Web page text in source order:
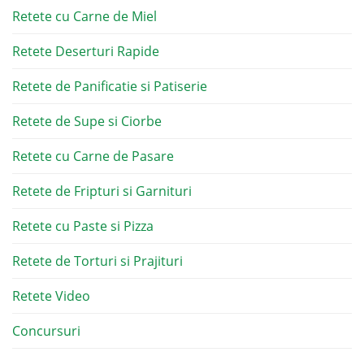
Retete cu Carne de Miel
Retete Deserturi Rapide
Retete de Panificatie si Patiserie
Retete de Supe si Ciorbe
Retete cu Carne de Pasare
Retete de Fripturi si Garnituri
Retete cu Paste si Pizza
Retete de Torturi si Prajituri
Retete Video
Concursuri